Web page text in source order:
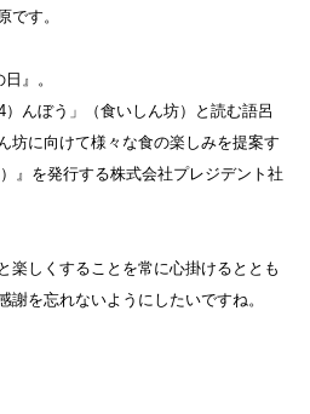
です。
』。
んぼう」（食いしん坊）と読む語呂
坊に向けて様々な食の楽しみを提案す
』を発行する株式会社プレジデント社
楽しくすることを常に心掛けるととも
謝を忘れないようにしたいですね。